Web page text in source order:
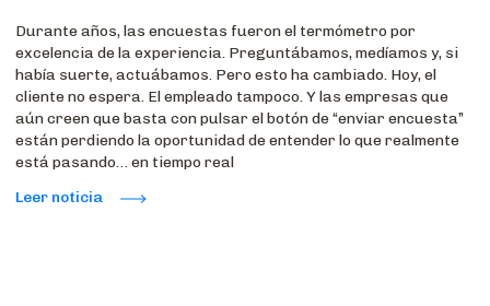
Durante años, las encuestas fueron el termómetro por
excelencia de la experiencia. Preguntábamos, medíamos y, si
había suerte, actuábamos. Pero esto ha cambiado. Hoy, el
cliente no espera. El empleado tampoco. Y las empresas que
aún creen que basta con pulsar el botón de “enviar encuesta”
están perdiendo la oportunidad de entender lo que realmente
está pasando… en tiempo real
Leer noticia